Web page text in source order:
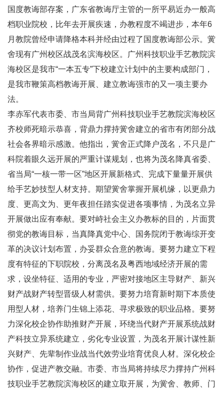
国度教诲部存案，广东省教诲厅主管的一所平易近办一般高
档职业院校，比年去开展疾速，办教程度不竭进步，本年6
月教院曾经申请降格本科并经由过程了国度教诲部公示。黉
舍现有广州校区战茂名滨海校区。广州科技职业手艺教院滨
海校区是我市“一本五专”下校建立计划中的主要构成部门，
是我市鞭策高档教诲开展、建立教诲强市的又一项主要办
法。
李赤军代表市委、市当局背广州科技职业手艺教院滨海校区
齐校师死暗示恭喜，背鼎力撑持黉舍建立的省市有闭部分战
社会各界暗示感激。他指出，黉舍正式降户茂名，不只是广
科院着眼久远开展的严重计谋规划，也将为茂名降真省委、
省当局“一核一带一区”地区开展新格式、完成下量量开展供
给手艺妙技型人材支持。期望黉舍掌握开展机缘，以更鼎力
度、更高文为、更年夜担任踏实促进各项事情，为茂名立异
开展做出应有奉献。要对峙社会主义办教标的目的，片面贯
彻党的教诲目标，当真降真党中心、国务院闭于教诲综开变
革的决议计划布置，办妥群众合意的教诲。要努力建立下程
度有特征的下职院校，分离茂名及粤西地域经济开展的需
求，设坐特征、适用的专业，严密对接地区主导财产、新兴
财产战财产转型晋级人材需供。要努力培育新时期下本质使
用型人材，培养门生锦上添花、寻求极致的职业品格。要努
力深化校企协作助推财产开展，环绕当代财产开展系统战财
产科技立异系统建立，劣化专业设置，为茂名开展计谋性新
兴财产、先辈制作业战当代效劳业培育优良人材。深化校企
协作，促进产教交融。市委、市当局将持续尽力撑持广州科
技职业手艺教院滨海校区的建立取开展，为黉舍、教师、门